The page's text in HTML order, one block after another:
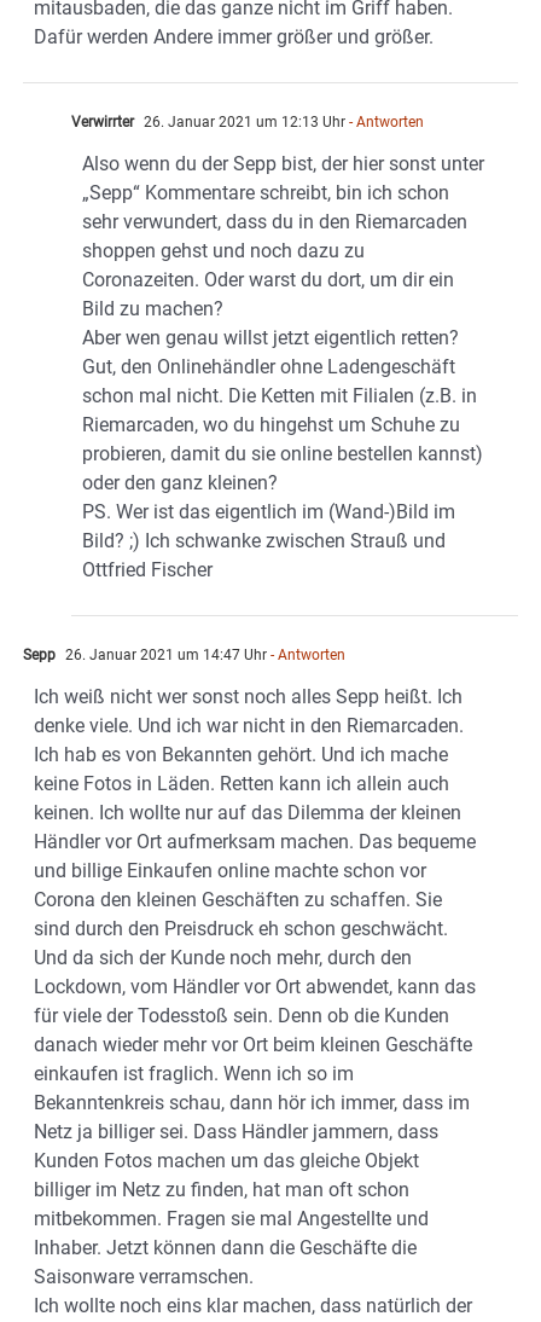
mitausbaden, die das ganze nicht im Griff haben.
Dafür werden Andere immer größer und größer.
Verwirrter 26. Januar 2021 um 12:13 Uhr - Antworten
Also wenn du der Sepp bist, der hier sonst unter
„Sepp“ Kommentare schreibt, bin ich schon
sehr verwundert, dass du in den Riemarcaden
shoppen gehst und noch dazu zu
Coronazeiten. Oder warst du dort, um dir ein
Bild zu machen?
Aber wen genau willst jetzt eigentlich retten?
Gut, den Onlinehändler ohne Ladengeschäft
schon mal nicht. Die Ketten mit Filialen (z.B. in
Riemarcaden, wo du hingehst um Schuhe zu
probieren, damit du sie online bestellen kannst)
oder den ganz kleinen?
PS. Wer ist das eigentlich im (Wand-)Bild im
Bild? ;) Ich schwanke zwischen Strauß und
Ottfried Fischer
Sepp 26. Januar 2021 um 14:47 Uhr - Antworten
Ich weiß nicht wer sonst noch alles Sepp heißt. Ich
denke viele. Und ich war nicht in den Riemarcaden.
Ich hab es von Bekannten gehört. Und ich mache
keine Fotos in Läden. Retten kann ich allein auch
keinen. Ich wollte nur auf das Dilemma der kleinen
Händler vor Ort aufmerksam machen. Das bequeme
und billige Einkaufen online machte schon vor
Corona den kleinen Geschäften zu schaffen. Sie
sind durch den Preisdruck eh schon geschwächt.
Und da sich der Kunde noch mehr, durch den
Lockdown, vom Händler vor Ort abwendet, kann das
für viele der Todesstoß sein. Denn ob die Kunden
danach wieder mehr vor Ort beim kleinen Geschäfte
einkaufen ist fraglich. Wenn ich so im
Bekanntenkreis schau, dann hör ich immer, dass im
Netz ja billiger sei. Dass Händler jammern, dass
Kunden Fotos machen um das gleiche Objekt
billiger im Netz zu finden, hat man oft schon
mitbekommen. Fragen sie mal Angestellte und
Inhaber. Jetzt können dann die Geschäfte die
Saisonware verramschen.
Ich wollte noch eins klar machen, dass natürlich der